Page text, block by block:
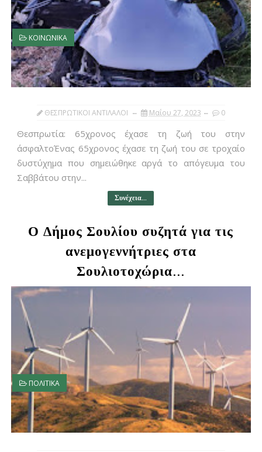
ΚΟΙΝΩΝΙΚΑ
ΘΕΣΠΡΩΤΙΚΟΙ ΑΝΤΙΛΑΛΟΙ Μαΐου 27, 2023 0
Θεσπρωτία: 65χρονος έχασε τη ζωή του στην
άσφαλτοΈνας 65χρονος έχασε τη ζωή του σε τροχαίο
δυστύχημα που σημειώθηκε αργά το απόγευμα του
Σαββάτου στην...
Συνέχεια...
Ο Δήμος Σουλίου συζητά για τις
ανεμογεννήτριες στα
Σουλιοτοχώρια...
ΠΟΛΙΤΙΚΑ